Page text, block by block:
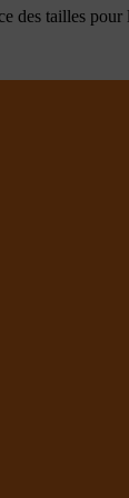
des tailles